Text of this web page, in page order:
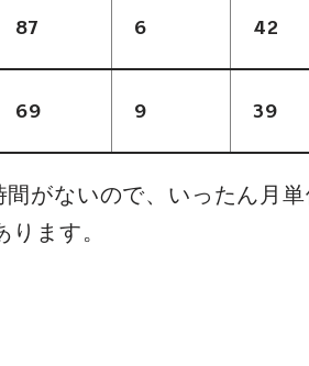
87 6 42
69 9 39
がないので、いったん月
ます。